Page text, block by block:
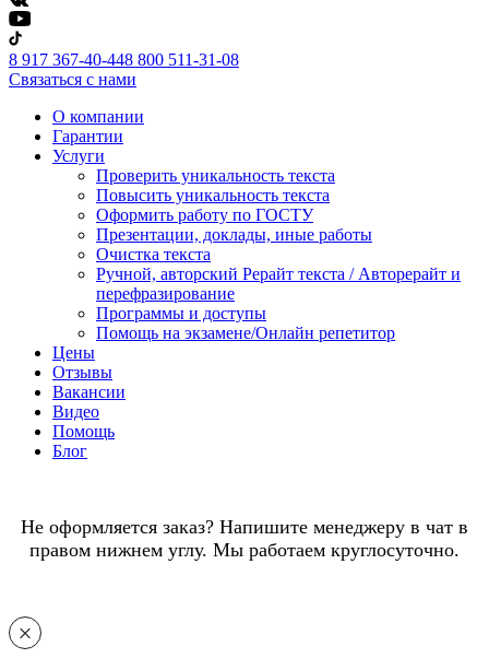
8 917 367-40-448 800 511-31-08
Связаться с нами
О компании
Гарантии
Услуги
Проверить уникальность текста
Повысить уникальность текста
Оформить работу по ГОСТУ
Презентации, доклады, иные работы
Очистка текста
Ручной, авторский Рерайт текста / Авторерайт и
перефразирование
Программы и доступы
Помощь на экзамене/Онлайн репетитор
Цены
Отзывы
Вакансии
Видео
Помощь
Блог
Не оформляется заказ? Напишите менеджеру в чат в
правом нижнем углу. Мы работаем круглосуточно.